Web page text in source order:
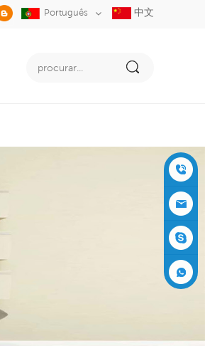
Português 中文
+86-05
91-2353
3555
siboly@s
iboly.co
evaporat
er
5951777